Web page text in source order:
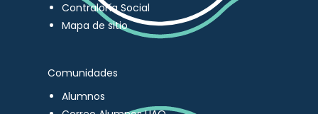
Contraloría Social
Mapa de sitio
Comunidades
Alumnos